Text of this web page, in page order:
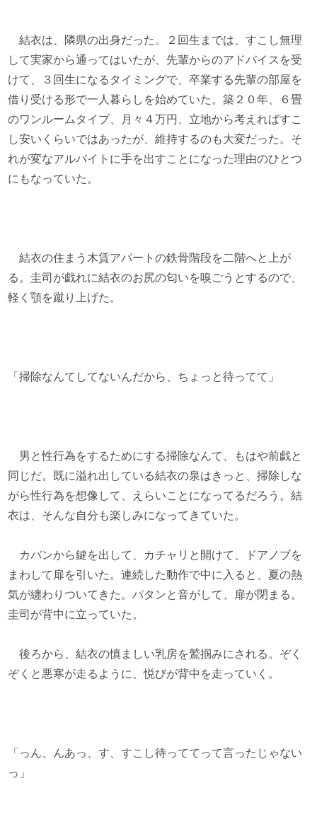
結衣は、隣県の出身だった。２回生までは、すこし無理
して実家から通ってはいたが、先輩からのアドバイスを受
けて、３回生になるタイミングで、卒業する先輩の部屋を
借り受ける形で一人暮らしを始めていた。築２０年、６畳
のワンルームタイプ、月々４万円、立地から考えればすこ
し安いくらいではあったが、維持するのも大変だった。そ
れが変なアルバイトに手を出すことになった理由のひとつ
にもなっていた。
結衣の住まう木賃アパートの鉄骨階段を二階へと上が
る。圭司が戯れに結衣のお尻の匂いを嗅ごうとするので、
軽く顎を蹴り上げた。
「掃除なんてしてないんだから、ちょっと待ってて」
男と性行為をするためにする掃除なんて、もはや前戯と
同じだ。既に溢れ出している結衣の泉はきっと、掃除しな
がら性行為を想像して、えらいことになってるだろう。結
衣は、そんな自分も楽しみになってきていた。
カバンから鍵を出して、カチャリと開けて、ドアノブを
まわして扉を引いた。連続した動作で中に入ると、夏の熱
気が纏わりついてきた。パタンと音がして、扉が閉まる。
圭司が背中に立っていた。
後ろから、結衣の慎ましい乳房を鷲掴みにされる。ぞく
ぞくと悪寒が走るように、悦びが背中を走っていく。
「っん、んあっ、す、すこし待っててって言ったじゃない
っ」